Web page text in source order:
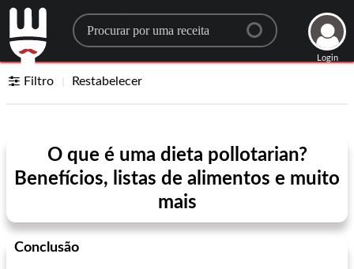
Search for a recipe
Login
Filtro Restabelecer
O que é uma dieta pollotarian?
Benefícios, listas de alimentos e muito
mais
Conclusão